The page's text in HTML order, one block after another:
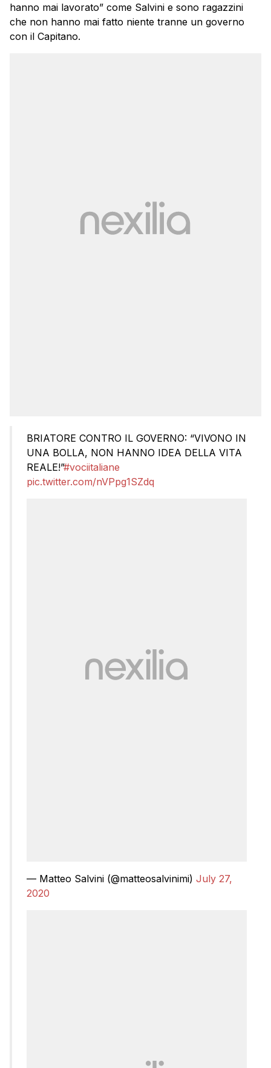
hanno mai lavorato” come Salvini e sono ragazzini
che non hanno mai fatto niente tranne un governo
con il Capitano.
BRIATORE CONTRO IL GOVERNO: “VIVONO IN
UNA BOLLA, NON HANNO IDEA DELLA VITA
REALE!”#vociitaliane
pic.twitter.com/nVPpg1SZdq
— Matteo Salvini (@matteosalvinimi) July 27,
2020